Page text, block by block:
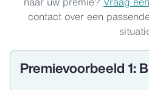
contact over een
Premievoorbeeld 1: